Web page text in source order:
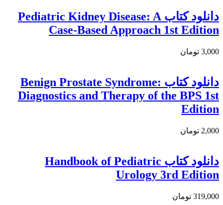
دانلود كتاب Pediatric Kidney Disease: A
Case-Based Approach 1st Edition
3,000 تومان
دانلود کتاب Benign Prostate Syndrome:
Diagnostics and Therapy of the BPS 1st
Edition
2,000 تومان
دانلود کتاب Handbook of Pediatric
Urology 3rd Edition
319,000 تومان